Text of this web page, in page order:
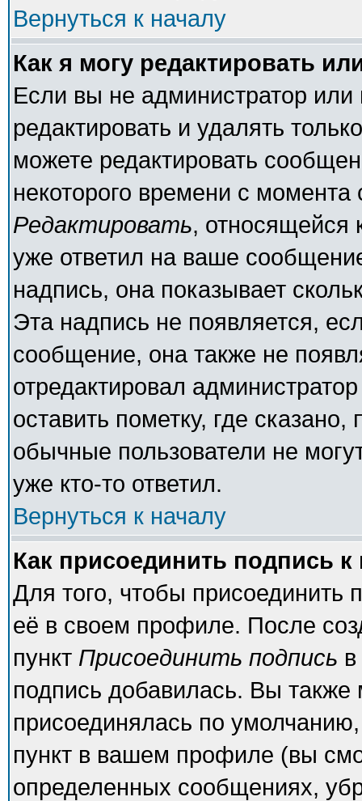
Вернуться к началу
Как я могу редактировать
Если вы не администратор
редактировать и удалять
можете редактировать
некоторого времени с
Редактировать, относящейся
уже ответил на ваше
надпись, она показывает
Эта надпись не появляется,
сообщение, она также не
отредактировал
оставить пометку, где
обычные пользователи не
уже кто-то ответил.
Вернуться к началу
Как присоединить подпись
Для того, чтобы присоединить
её в своем профиле. После
пункт Присоединить подпись
подпись добавилась. Вы
присоединялась по
пункт в вашем профиле (вы
определенных сообщениях,